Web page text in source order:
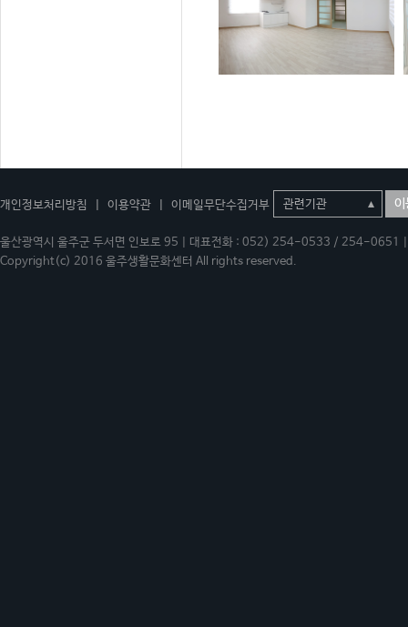
개인정보처리방침 이용약관 이메일무단수집거부 이
울산광역시 울주군 두서면 인보로 95 | 대표전화 : 052) 254-0533 / 254-
Copyright(c) 2016 울주생활문화센터 All rights reserved.